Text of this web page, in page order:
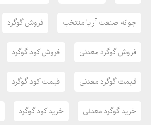
جوانه صنعت آریا منتخب فروش گوگرد
فروش گوگرد معدنی فروش کود گوگرد
قیمت گوگرد معدنی قیمت کود گوگرد
خرید گوگرد معدنی خرید کود گوگرد